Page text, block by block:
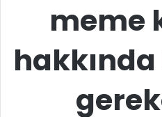
meme